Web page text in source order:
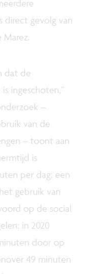
direct gevolg van
dat de
ingeschoten,”
–
van de
– toont aan
is
per dag; een
gebruik van
op de social
in 2020
door op
49 minuten